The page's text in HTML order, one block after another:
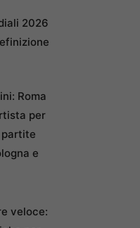
2026
Roma
per
partite
e
veloce: